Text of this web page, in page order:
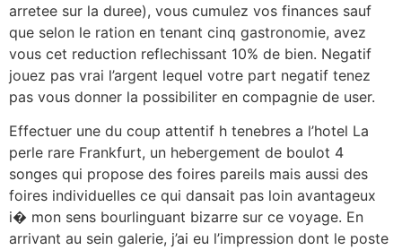
arretee sur la duree), vous cumulez vos finances sauf
que selon le ration en tenant cinq gastronomie, avez
vous cet reduction reflechissant 10% de bien. Negatif
jouez pas vrai l’argent lequel votre part negatif tenez
pas vous donner la possibiliter en compagnie de user.
Effectuer une du coup attentif h tenebres a l’hotel La
perle rare Frankfurt, un hebergement de boulot 4
songes qui propose des foires pareils mais aussi des
foires individuelles ce qui dansait pas loin avantageux
i� mon sens bourlinguant bizarre sur ce voyage. En
arrivant au sein galerie, j’ai eu l’impression dont le poste